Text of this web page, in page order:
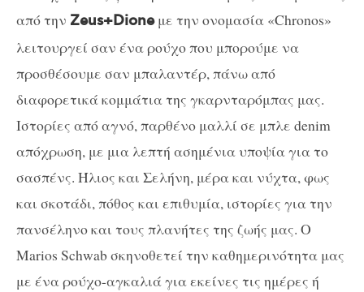
από την Zeus+Dioneμε την ονομασία «Chronos»
λειτουργεί σαν ένα ρούχο που μπορούμε να
προσθέσουμε σαν μπαλαντέρ, πάνω από
διαφορετικά κομμάτια της γκαρνταρόμπας μας.
Ιστορίες από αγνό, παρθένο μαλλί σε μπλε denim
απόχρωση, με μια λεπτή ασημένια υποψία για το
σασπένς. Ήλιος και Σελήνη, μέρα και νύχτα, φως
και σκοτάδι, πόθος και επιθυμία, ιστορίες για την
πανσέληνο και τους πλανήτες της ζωής μας. Ο
Marios Schwabσκηνοθετεί την καθημερινότητα μας
με ένα ρούχο-αγκαλιά για εκείνες τις ημέρες ή